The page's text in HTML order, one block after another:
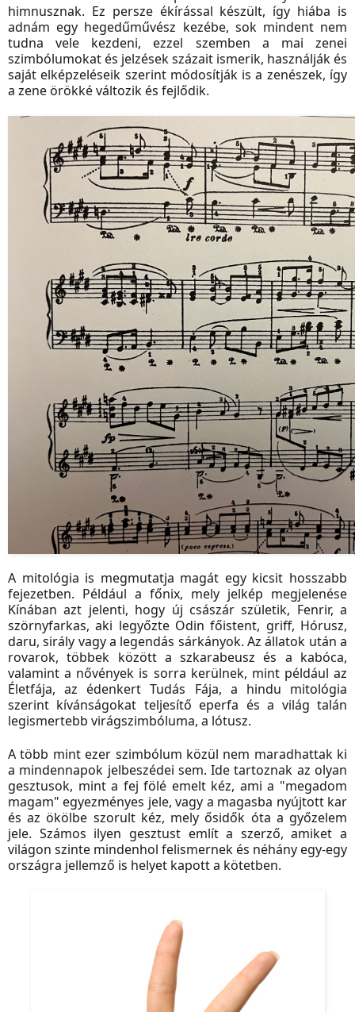
himnusznak. Ez persze ékírással készült, így hiába is
adnám egy hegedűművész kezébe, sok mindent nem
tudna vele kezdeni, ezzel szemben a mai zenei
szimbólumokat és jelzések százait ismerik, használják és
saját elképzeléseik szerint módosítják is a zenészek, így
a zene örökké változik és fejlődik.
A mitológia is megmutatja magát egy kicsit hosszabb
fejezetben. Például a főnix, mely jelkép megjelenése
Kínában azt jelenti, hogy új császár születik, Fenrir, a
szörnyfarkas, aki legyőzte Odin főistent, griff, Hórusz,
daru, sirály vagy a legendás sárkányok. Az állatok után a
rovarok, többek között a szkarabeusz és a kabóca,
valamint a nővények is sorra kerülnek, mint például az
Életfája, az édenkert Tudás Fája, a hindu mitológia
szerint kívánságokat teljesítő eperfa és a világ talán
legismertebb virágszimbóluma, a lótusz.
A több mint ezer szimbólum közül nem maradhattak ki
a mindennapok jelbeszédei sem. Ide tartoznak az olyan
gesztusok, mint a fej fölé emelt kéz, ami a "megadom
magam" egyezményes jele, vagy a magasba nyújtott kar
és az ökölbe szorult kéz, mely ősidők óta a győzelem
jele. Számos ilyen gesztust említ a szerző, amiket a
világon szinte mindenhol felismernek és néhány egy-egy
országra jellemző is helyet kapott a kötetben.